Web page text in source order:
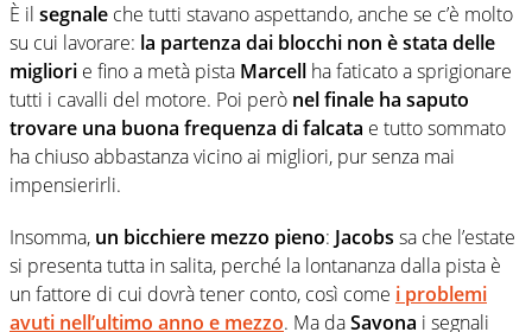
È il segnale che tutti stavano aspettando, anche se c’è molto
su cui lavorare: la partenza dai blocchi non è stata delle
migliori e fino a metà pista Marcell ha faticato a sprigionare
tutti i cavalli del motore. Poi però nel finale ha saputo
trovare una buona frequenza di falcata e tutto sommato
ha chiuso abbastanza vicino ai migliori, pur senza mai
impensierirli.
Insomma, un bicchiere mezzo pieno: Jacobs sa che l’estate
si presenta tutta in salita, perché la lontananza dalla pista è
un fattore di cui dovrà tener conto, così come i problemi
avuti nell’ultimo anno e mezzo. Ma daSavona i segnali